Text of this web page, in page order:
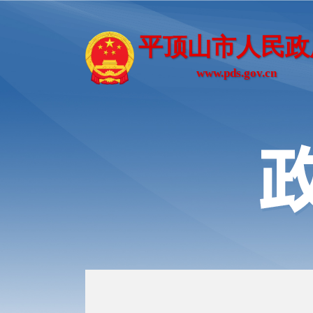
平顶山市人民
www.pds.gov.cn